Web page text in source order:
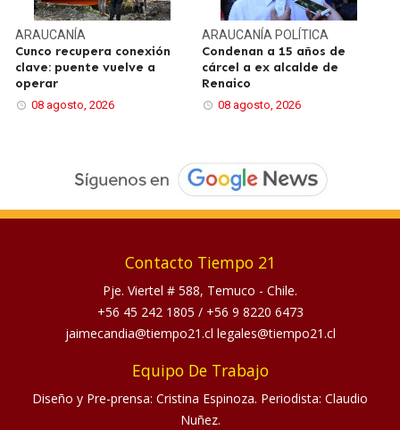
ARAUCANÍA
Cunco recupera conexión
clave: puente vuelve a
operar
08 agosto, 2026
ARAUCANÍA POLÍTICA
Condenan a 15 años de
cárcel a ex alcalde de
Renaico
08 agosto, 2026
Contacto Tiempo 21
Pje. Viertel # 588, Temuco - Chile.
+56 45 242 1805 / +56 9 8220 6473
jaimecandia@tiempo21.cl legales@tiempo21.cl
Equipo De Trabajo
Diseño y Pre-prensa: Cristina Espinoza. Periodista: Claudio
Nuñez.